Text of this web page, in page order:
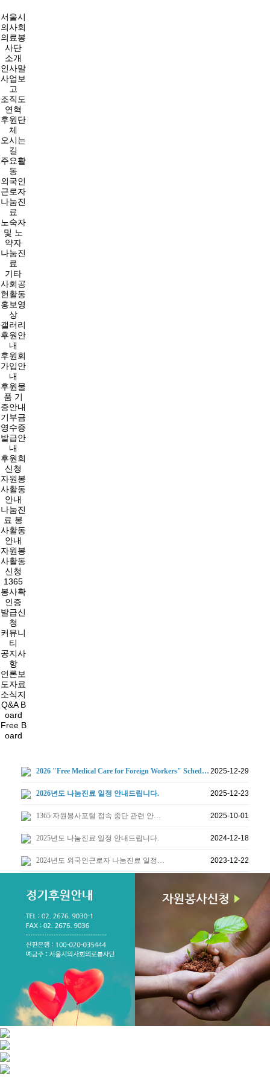
서울시
의사회
의료봉
사단
소개
인사말
사업보
고
조직도
연혁
후원단
체
오시는
길
주요활
동
외국인
근로자
나눔진
료
노숙자
및 노
약자
나눔진
료
기타
사회공
헌활동
홍보영
상
갤러리
후원안
내
후원회
가입안
내
후원물
품 기
증안내
기부금
영수증
발급안
내
후원회
신청
자원봉
사활동
안내
나눔진
료 봉
사활동
안내
자원봉
사활동
신청
1365
봉사확
인증
발급신
청
커뮤니
티
공지사
항
언론보
도자료
소식지
Q&A B
oard
Free B
oard
2026 "Free Medical Care for Foreign Workers" Sched… 2025-12-29
2026년도 나눔진료 일정 안내드립니다. 2025-12-23
1365 자원봉사포털 접속 중단 관련 안… 2025-10-01
2025년도 나눔진료 일정 안내드립니다. 2024-12-18
2024년도 외국인근로자 나눔진료 일정… 2023-12-22